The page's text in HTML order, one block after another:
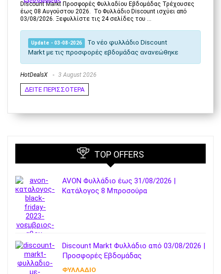
Discount Markt Προσφορές Φυλλαδίου Εβδομάδας Τρέχουσες
έως 08 Αυγούστου 2026. Το Φυλλάδιο Discount ισχύει από
03/08/2026. Ξεφυλλίστε τις 24 σελίδες του ...
Update - 03-08-2026 Το νέο φυλλάδιο Discount
Marktμε τις προσφορές εβδομάδας ανανεώθηκε
HotDealsX 3 August 2026
ΔΕΙΤΕ ΠΕΡΙΣΣΟΤΕΡΑ
TOP OFFERS
AVON Φυλλάδιο έως 31/08/2026 |
Κατάλογος 8 Μπροσούρα
Discount Markt Φυλλάδιο από 03/08/2026 |
Προσφορές Εβδομάδας
ΦΥΛΛΑΔΙΟ